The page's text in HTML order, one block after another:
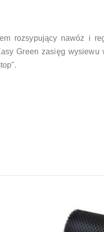
rozsypujący nawóz i
Green zasięg wysiewu